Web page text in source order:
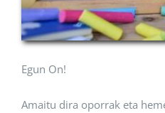
Egun On!
Amaitu dira oporrak eta